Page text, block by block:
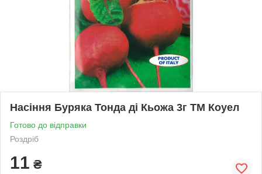
Насіння Буряка Тонда ді Кьожа 3г ТМ Коуел
Готово до відправки
Роздріб
11 ₴